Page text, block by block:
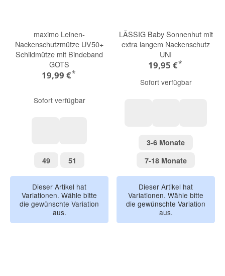
maximo Leinen-
Nackenschutzmütze UV50+
Schildmütze mit Bindeband
GOTS
19,99 €*
Sofort verfügbar
4949 51
Dieser Artikel hat
Variationen. Wähle bitte
die gewünschte Variation
aus.
LÄSSIG Baby Sonnenhut mit
extra langem Nackenschutz
UNI
19,95 €*
Sofort verfügbar
3-6 Monate3-6 Monate
7-18 Monate7-18
Dieser Artikel hat
Variationen. Wähle bitte
die gewünschte Variation
aus.